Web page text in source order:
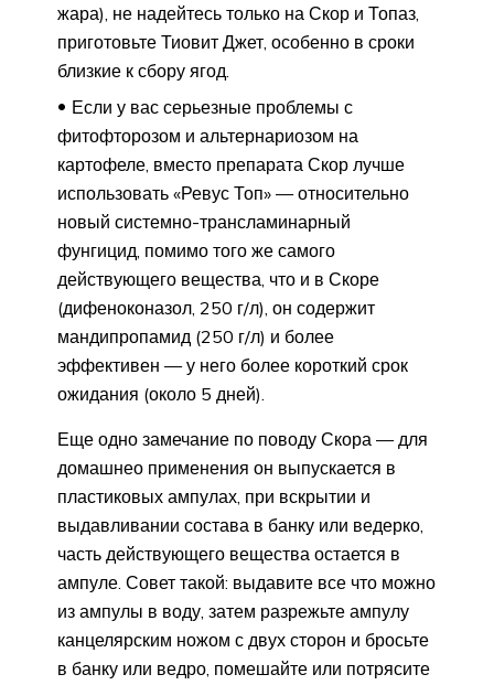
жара), не надейтесь только на Скор и Топаз,
приготовьте Тиовит Джет, особенно в сроки
близкие к сбору ягод.
Если у вас серьезные проблемы с
фитофторозом и альтернариозом на
картофеле, вместо препарата Скор лучше
использовать «Ревус Топ» — относительно
новый системно-трансламинарный
фунгицид, помимо того же самого
действующего вещества, что и в Скоре
(дифеноконазол, 250 г/л), он содержит
мандипропамид (250 г/л) и более
эффективен — у него более короткий срок
ожидания (около 5 дней).
Еще одно замечание по поводу Скора — для
домашнео применения он выпускается в
пластиковых ампулах, при вскрытии и
выдавливании состава в банку или ведерко,
часть действующего вещества остается в
ампуле. Совет такой: выдавите все что можно
из ампулы в воду, затем разрежьте ампулу
канцелярским ножом с двух сторон и бросьте
в банку или ведро, помешайте или потрясите